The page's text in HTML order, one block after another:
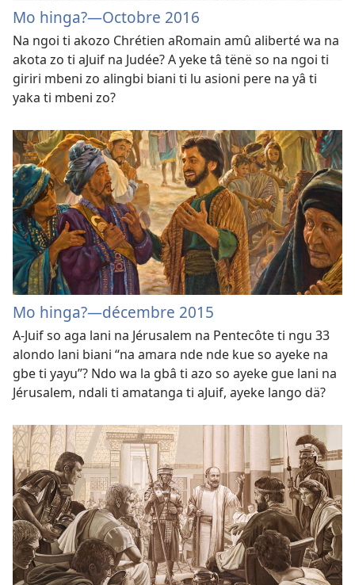
Mo hinga?​—Octobre 2016
Na ngoi ti akozo Chrétien aRomain amû aliberté wa na
akota zo ti aJuif na Judée? A yeke tâ tënë so na ngoi ti
giriri mbeni zo alingbi biani ti lu asioni pere na yâ ti
yaka ti mbeni zo?
Mo hinga?—décembre 2015
A-Juif so aga lani na Jérusalem na Pentecôte ti ngu 33
alondo lani biani “na amara nde nde kue so ayeke na
gbe ti yayu”? Ndo wa la gbâ ti azo so ayeke gue lani na
Jérusalem, ndali ti amatanga ti aJuif, ayeke lango dä?